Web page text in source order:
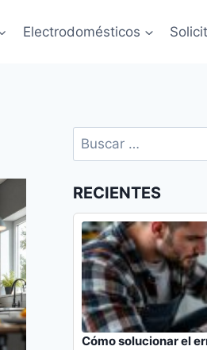
Electrodomésticos
Buscar:
RECIENTES
Cómo solucionar el